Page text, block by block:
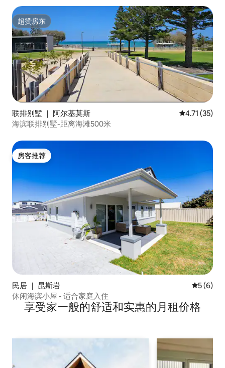
超赞房东
超赞房东
联排别墅 ｜ 阿尔基莫斯 平均评分
4.71 (35)
海滨联排别墅-距离海滩500米
房客推荐
房客推荐
民居 ｜ 昆斯岩 平均评分
5 (6)
休闲海滨小屋 - 适合家庭入住
享受家一般的舒适和实惠的月租价格